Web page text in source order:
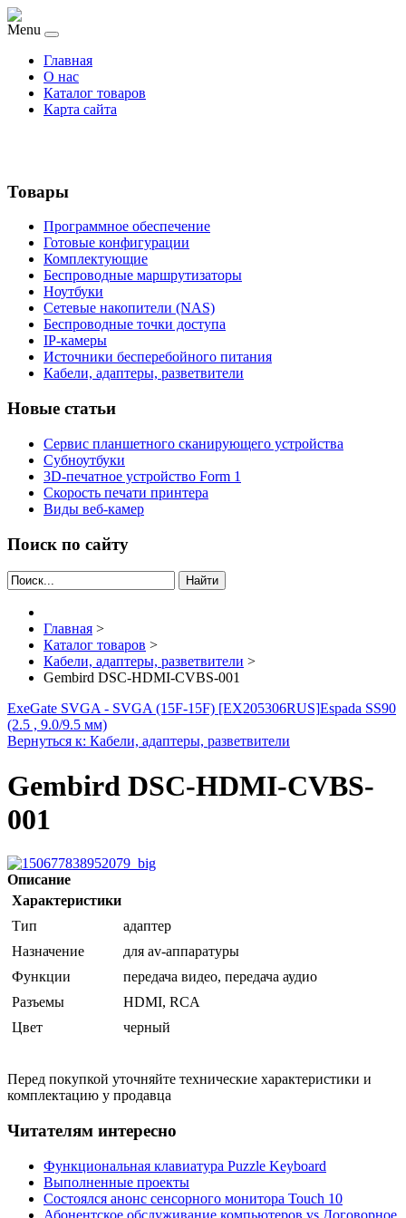
Menu
Главная
О нас
Каталог товаров
Карта сайта
Товары
Программное обеспечение
Готовые конфигурации
Комплектующие
Беспроводные маршрутизаторы
Ноутбуки
Сетевые накопители (NAS)
Беспроводные точки доступа
IP-камеры
Источники бесперебойного питания
Кабели, адаптеры, разветвители
Новые статьи
Сервис планшетного сканирующего устройства
Субноутбуки
3D-печатное устройство Form 1
Скорость печати принтера
Виды веб-камер
Поиск по сайту
Найти
Главная >
Каталог товаров >
Кабели, адаптеры, разветвители >
Gembird DSC-HDMI-CVBS-001
ExeGate SVGA - SVGA (15F-15F) [EX205306RUS]Espada SS90
(2.5 , 9.0/9.5 мм)
Вернуться к: Кабели, адаптеры, разветвители
Gembird DSC-HDMI-CVBS-
001
Описание
Характеристики
Тип
адаптер
Назначение
для av-аппаратуры
Функции
передача видео, передача аудио
Разъемы
HDMI, RCA
Цвет
черный
Перед покупкой уточняйте технические характеристики и
комплектацию у продавца
Читателям интересно
Функциональная клавиатура Puzzle Keyboard
Выполненные проекты
Состоялся анонс сенсорного монитора Touch 10
Абонентское обслуживание компьютеров vs Договорное